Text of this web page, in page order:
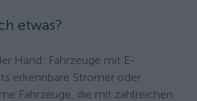
etwas?
Hand: Fahrzeuge mit E-
erkennbare Stromer oder
Fahrzeuge, die mit zahlreichen